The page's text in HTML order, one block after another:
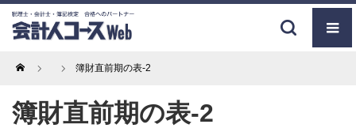
Home 簿財直前期の表-2
簿財直前期の表-2